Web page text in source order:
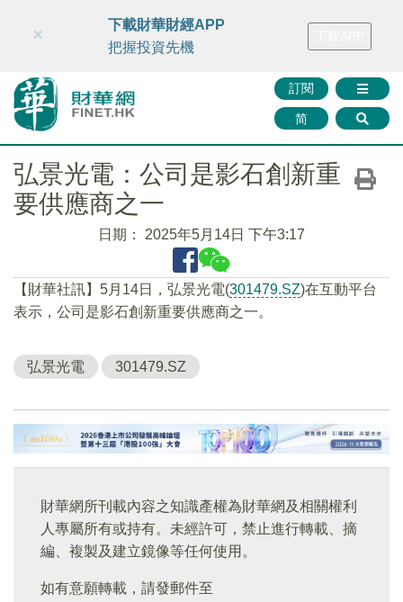
財華智庫網 FINTV FINMETA 財華證券 媒體矩陣
訂閱
简
×
下載財華財經APP
把握投資先機
弘景光電：公司是影石創新重
要供應商之一
日期： 2025年5月14日 下午3:17
【財華社訊】5月14日，弘景光電(301479.SZ)在互動平台
表示，公司是影石創新重要供應商之一。
弘景光電 301479.SZ
財華網所刊載內容之知識產權為財華網及相關權利
人專屬所有或持有。未經許可，禁止進行轉載、摘
編、複製及建立鏡像等任何使用。
如有意願轉載，請發郵件至